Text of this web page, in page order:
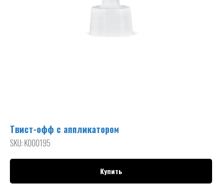
Твист-офф с аппликатором
SKU:K000195
Купить